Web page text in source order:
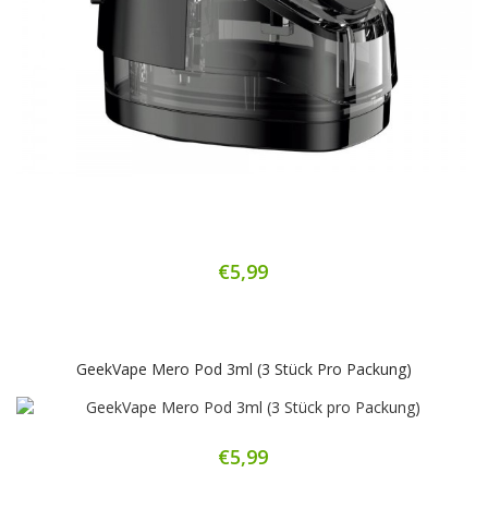
€5,99
GeekVape Mero Pod 3ml (3 Stück Pro Packung)
€5,99